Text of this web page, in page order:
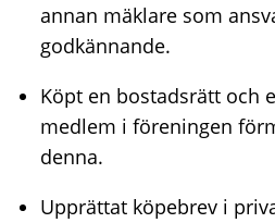
annan mäklare som
godkännande.
Köpt en bostadsrätt och
medlem i föreningen
denna.
Upprättat köpebrev i